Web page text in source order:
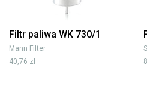
Filtr paliwa WK 730/1
Mann Filter
40,76 zł